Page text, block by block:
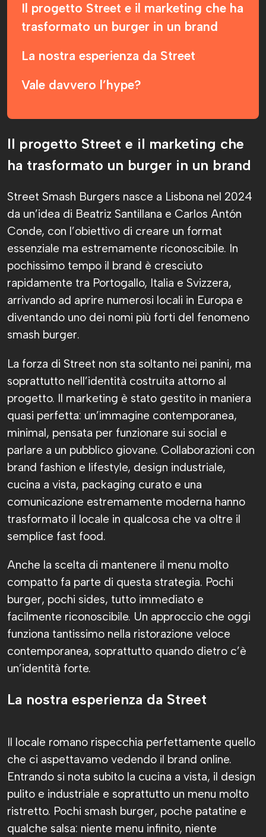
Il progetto Street e il marketing che ha
trasformato un burger in un brand
La nostra esperienza da Street
Vale davvero l’hype?
Il progetto Street e il marketing che
ha trasformato un burger in un brand
Street Smash Burgers nasce a Lisbona nel 2024
da un’idea di Beatriz Santillana e Carlos Antón
Conde, con l’obiettivo di creare un format
essenziale ma estremamente riconoscibile. In
pochissimo tempo il brand è cresciuto
rapidamente tra Portogallo, Italia e Svizzera,
arrivando ad aprire numerosi locali in Europa e
diventando uno dei nomi più forti del fenomeno
smash burger.
La forza di Street non sta soltanto nei panini, ma
soprattutto nell’identità costruita attorno al
progetto. Il marketing è stato gestito in maniera
quasi perfetta: un’immagine contemporanea,
minimal, pensata per funzionare sui social e
parlare a un pubblico giovane. Collaborazioni con
brand fashion e lifestyle, design industriale,
cucina a vista, packaging curato e una
comunicazione estremamente moderna hanno
trasformato il locale in qualcosa che va oltre il
semplice fast food.
Anche la scelta di mantenere il menu molto
compatto fa parte di questa strategia. Pochi
burger, pochi sides, tutto immediato e
facilmente riconoscibile. Un approccio che oggi
funziona tantissimo nella ristorazione veloce
contemporanea, soprattutto quando dietro c’è
un’identità forte.
La nostra esperienza da Street
Il locale romano rispecchia perfettamente quello
che ci aspettavamo vedendo il brand online.
Entrando si nota subito la cucina a vista, il design
pulito e industriale e soprattutto un menu molto
ristretto. Pochi smash burger, poche patatine e
qualche salsa: niente menu infinito, niente